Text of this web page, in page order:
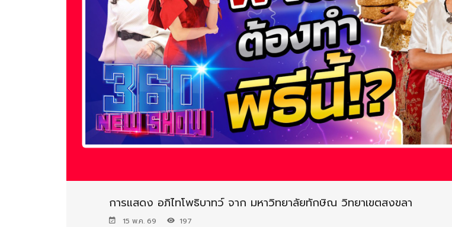
การแสดง อภิไทโพธิบาทว์ จาก มหาวิทยาลัยทักษิณ วิทยาเขตสงขลา
15 พ.ค. 69 197